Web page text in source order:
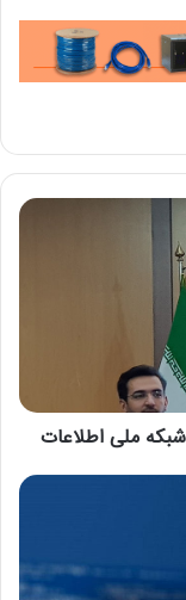
ملی اطلاعات